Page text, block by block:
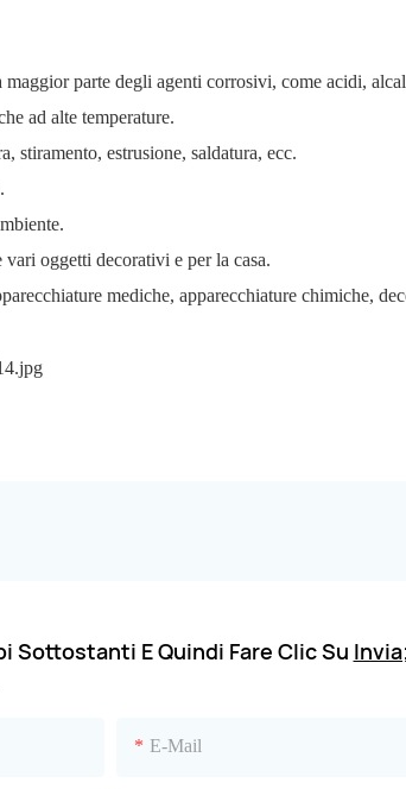
parte degli agenti corrosivi, come acidi,
ad alte temperature.
stiramento, estrusione, saldatura, ecc.
oggetti decorativi e per la casa.
mediche, apparecchiature chimiche,
Sottostanti E Quindi Fare Clic Su Invia;
E-Mail